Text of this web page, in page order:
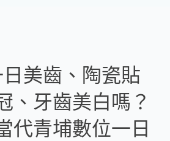
美齒、陶瓷貼
、牙齒美白嗎？
代青埔數位一日